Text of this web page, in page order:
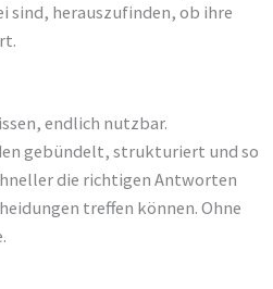
sind, herauszufinden, ob ihre
endlich nutzbar.
gebündelt, strukturiert und so
die richtigen Antworten
treffen können. Ohne